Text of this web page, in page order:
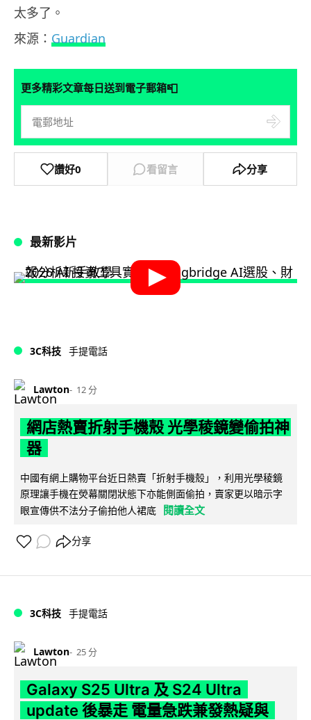
太多了。
來源： Guardian
更多精彩文章每日送到電子郵箱📮
讚好0 看留言 分享
最新影片
3C科技 手提電話
Lawton 12 分
網店熱賣折射手機殼 光學稜鏡變偷拍神
器
中國有網上購物平台近日熱賣「折射手機殼」，利用光學稜鏡
原理讓手機在熒幕關閉狀態下亦能側面偷拍，賣家更以暗示字
眼宣傳供不法分子偷拍他人裙底
閱讀全文
分享
3C科技 手提電話
Lawton 25 分
Galaxy S25 Ultra 及 S24 Ultra
update 後暴走 電量急跌兼發熱疑與